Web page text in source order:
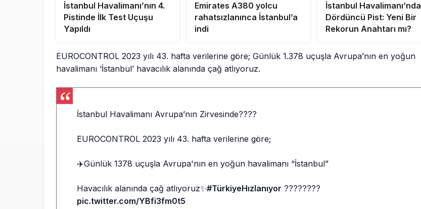
İstanbul Havalimanı’nın 4.
Pistinde İlk Test Uçuşu
Yapıldı
Emirates A380 yolcu
rahatsızlanınca İstanbul’a
indi
İstanbul Havalimanı’nda
Dördüncü Pist: Yeni Bir
Rekorun Anahtarı mı?
EUROCONTROL 2023 yılı 43. hafta verilerine göre; Günlük 1.378 uçuşla Avrupa’nın en yoğun
havalimanı ‘İstanbul’ havacılık alanında çağ atlıyoruz.
İstanbul Havalimanı Avrupa’nın Zirvesinde????
EUROCONTROL 2023 yılı 43. hafta verilerine göre;
✈️Günlük 1378 uçuşla Avrupa'nın en yoğun havalimanı “İstanbul”
Havacılık alanında çağ atlıyoruz✨#TürkiyeHızlanıyor ????????
pic.twitter.com/YBfi3fm0t5